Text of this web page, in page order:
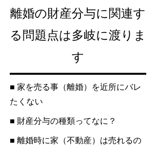
離婚の財産分与に関連す
る問題点は多岐に渡りま
す
■ 家を売る事（離婚）を近所にバレ
たくない
■ 財産分与の種類ってなに？
■ 離婚時に家（不動産）は売れるの